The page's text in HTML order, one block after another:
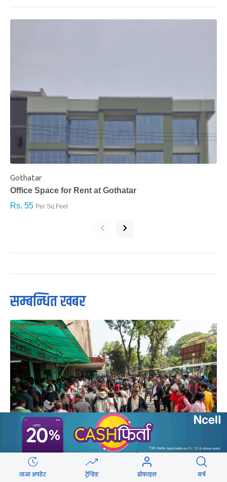
Gothatar
Office Space for Rent at Gothatar
Rs. 55 Per Sq.Feet
‹ ›
सम्बन्धित खबर
सातामा दुई दिन बिदा : ओपीडीमा थेगिनसक्नु बिरामी,
सेवा झनै भद्रगोल
ताजा अपडेट ट्रेन्डिङ प्रोफाइल सर्च